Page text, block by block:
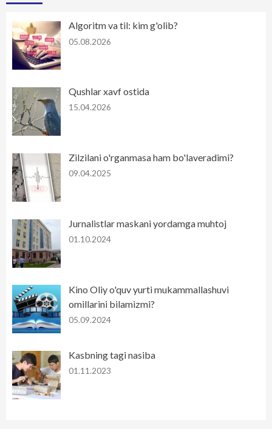
Algoritm va til: kim g'olib?
05.08.2026
Qushlar xavf ostida
15.04.2026
Zilzilani o'rganmasa ham bo'laveradimi?
09.04.2025
Jurnalistlar maskani yordamga muhtoj
01.10.2024
Kino Oliy o'quv yurti mukammallashuvi
omillarini bilamizmi?
05.09.2024
Kasbning tagi nasiba
01.11.2023